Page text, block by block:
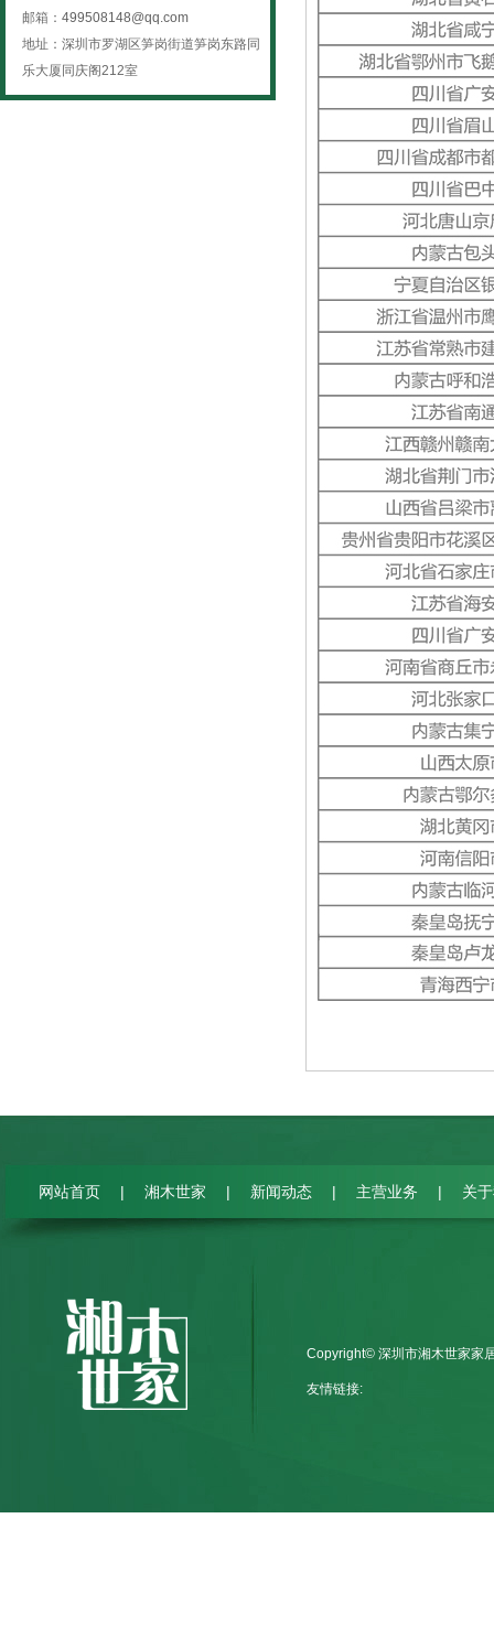
邮箱： 499508148@qq.com
地址：深圳市罗湖区笋岗街道笋岗东路同
乐大厦同庆阁212室
网站首页 | 湘木世家 | 新闻动态 | 主营业务 | 关
Copyright© 深圳市湘木世家家
友情链接: